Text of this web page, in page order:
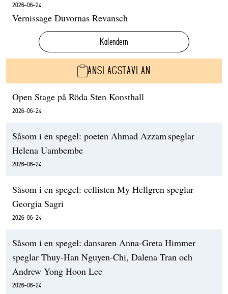
2026-06-24
Vernissage Duvornas Revansch
Kalendern
ANSLAGSTAVLAN
Open Stage på Röda Sten Konsthall
2026-06-24
Såsom i en spegel: poeten Ahmad Azzam speglar
Helena Uambembe
2026-06-24
Såsom i en spegel: cellisten My Hellgren speglar
Georgia Sagri
2026-06-24
Såsom i en spegel: dansaren Anna-Greta Himmer
speglar Thuy-Han Nguyen-Chi, Dalena Tran och
Andrew Yong Hoon Lee
2026-06-24